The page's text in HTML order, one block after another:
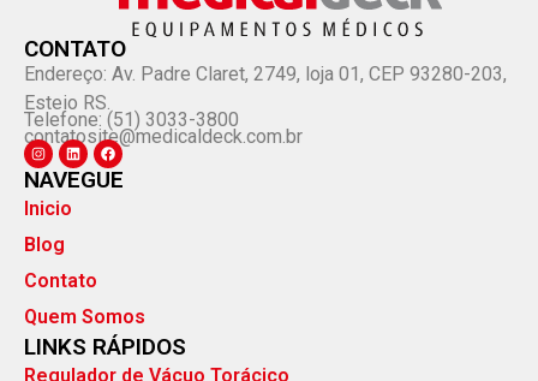
CONTATO
Endereço: Av. Padre Claret, 2749, loja 01, CEP 93280-203,
Esteio RS.
Telefone: (51) 3033-3800
contatosite@medicaldeck.com.br
NAVEGUE
Inicio
Blog
Contato
Quem Somos
LINKS RÁPIDOS
Regulador de Vácuo Torácico